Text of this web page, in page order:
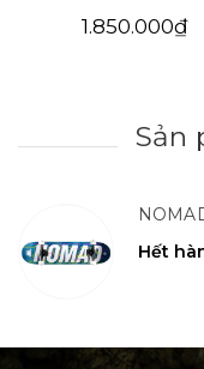
1.850.000₫
Sản
Hết